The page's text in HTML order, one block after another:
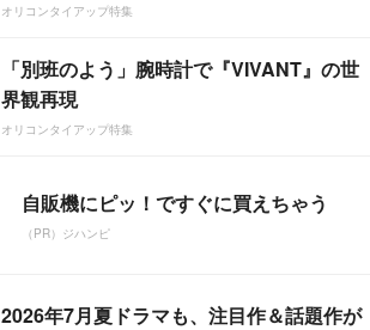
オリコンタイアップ特集
「別班のよう」腕時計で『VIVANT』の世
界観再現
オリコンタイアップ特集
自販機にピッ！ですぐに買えちゃう
（PR）ジハンピ
2026年7月夏ドラマも、注目作＆話題作が